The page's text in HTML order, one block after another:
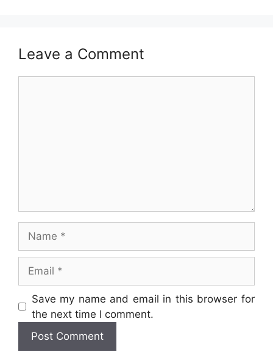
Leave a Comment
Website
Save my name and email in this browser for
the next time I comment.